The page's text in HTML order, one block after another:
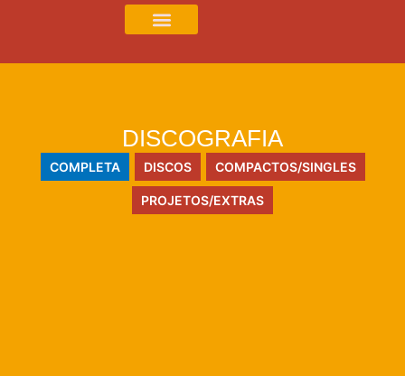
DISCOGRAFIA
COMPLETA DISCOS COMPACTOS/SINGLES
PROJETOS/EXTRAS